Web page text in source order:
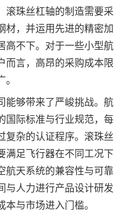
滚珠丝杠轴的制造需要采
材，并运用先进的精密加
高不下。对于一些小型航
而言，高昂的采购成本限
够带来了严峻挑战。航
国际标准与行业规范，每
复杂的认证程序。滚珠丝
满足飞行器在不同工况下
航天系统的兼容性与可靠
与人力进行产品设计研发
与市场进入门槛。